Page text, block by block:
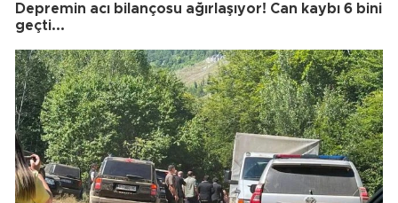
Depremin acı bilançosu ağırlaşıyor! Can kaybı 6 bini
geçti...